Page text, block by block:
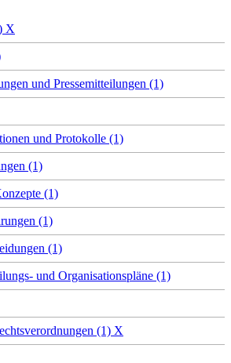
X
und Pressemitteilungen (1)
und Protokolle (1)
(1)
(1)
(1)
(1)
und Organisationspläne (1)
(1) X